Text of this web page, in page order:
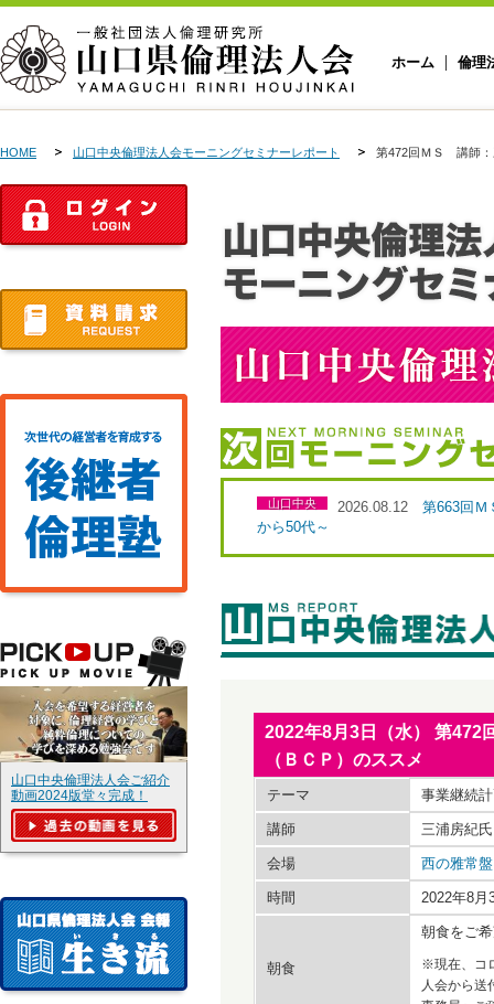
ホーム 倫理
HOME 山口中央倫理法人会モーニングセミナーレポート 第472回ＭＳ 講師
山口中央 2026.08.12
第663回
から50代～
2022年8月3日（水） 第
（ＢＣＰ）のススメ
テーマ 事業継続
講師 三浦房紀
会場 西の雅常盤
時間 2022年8
朝食
朝食をご
※現在、コ
人会から送
山口中央倫理法人会ご紹介
動画2024版堂々完成！